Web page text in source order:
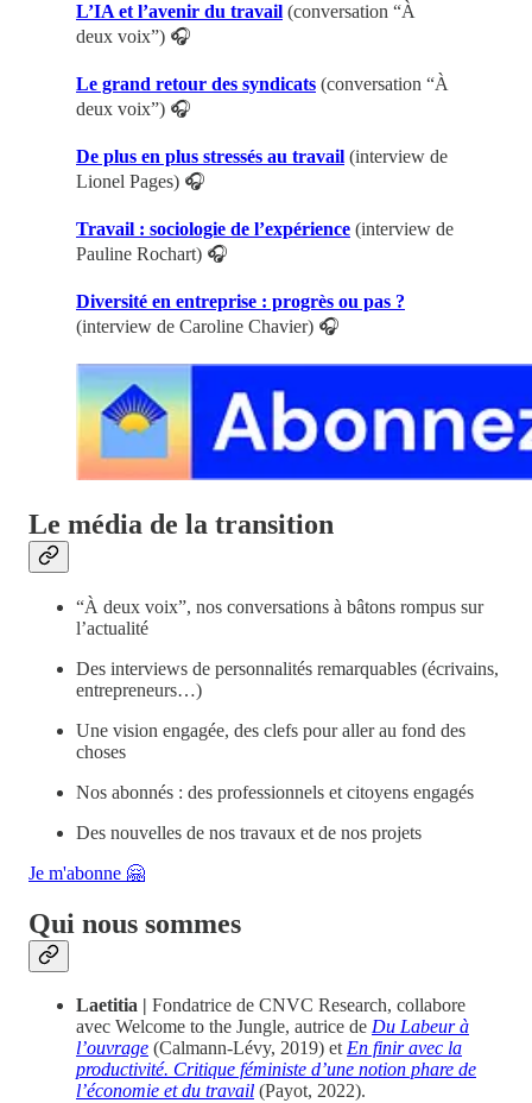
L’IA et l’avenir du travail (conversation “À
deux voix”) 🎧
Le grand retour des syndicats (conversation “À
deux voix”) 🎧
De plus en plus stressés au travail (interview de
Lionel Pages) 🎧
Travail : sociologie de l’expérience (interview de
Pauline Rochart) 🎧
Diversité en entreprise : progrès ou pas ?
(interview de Caroline Chavier) 🎧
Le média de la transition
“À deux voix”, nos conversations à bâtons rompus sur
l’actualité
Des interviews de personnalités remarquables (écrivains,
entrepreneurs…)
Une vision engagée, des clefs pour aller au fond des
choses
Nos abonnés : des professionnels et citoyens engagés
Des nouvelles de nos travaux et de nos projets
Je m'abonne 🤗
Qui nous sommes
Laetitia | Fondatrice de CNVC Research, collabore
avec Welcome to the Jungle, autrice de Du Labeur à
l’ouvrage (Calmann-Lévy, 2019) etEn finir avec la
productivité. Critique féministe d’une notion phare de
l’économie et du travail (Payot, 2022).